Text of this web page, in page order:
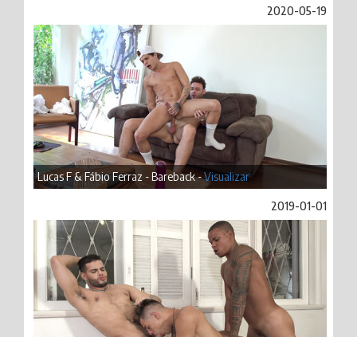
2020-05-19
Lucas F & Fábio Ferraz - Bareback -Visualizar
2019-01-01